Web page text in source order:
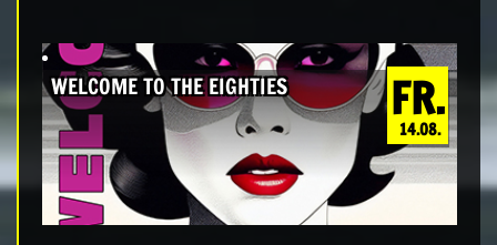
FR.
14.08.
WELCOME TO THE EIGHTIES